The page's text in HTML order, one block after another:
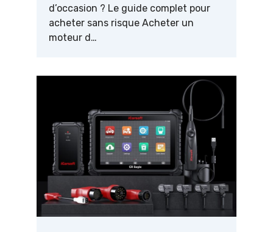
d’occasion ? Le guide complet pour
acheter sans risque Acheter un
moteur d…